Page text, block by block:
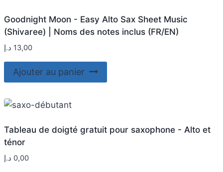
Goodnight Moon - Easy Alto Sax Sheet Music
(Shivaree) | Noms des notes inclus (FR/EN)
13,00 د.إ
Ajouter au panier
Tableau de doigté gratuit pour saxophone - Alto et
ténor
0,00 د.إ